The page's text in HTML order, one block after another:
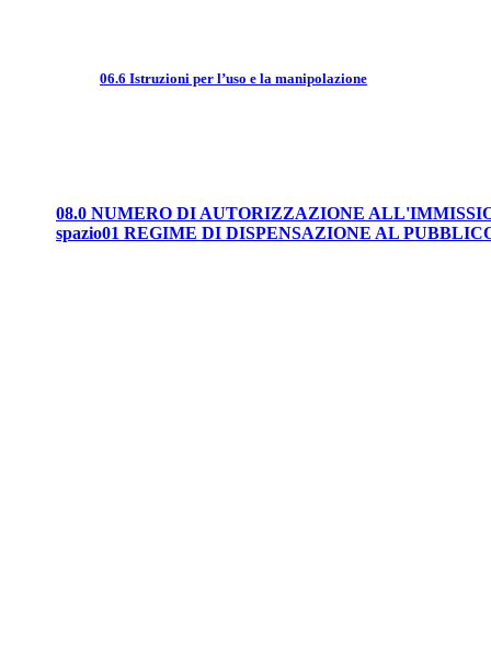
06.6 Istruzioni per l’uso e la manipolazione
08.0 NUMERO DI AUTORIZZAZIONE
spazio01 REGIME DI DISPENSAZIONE AL